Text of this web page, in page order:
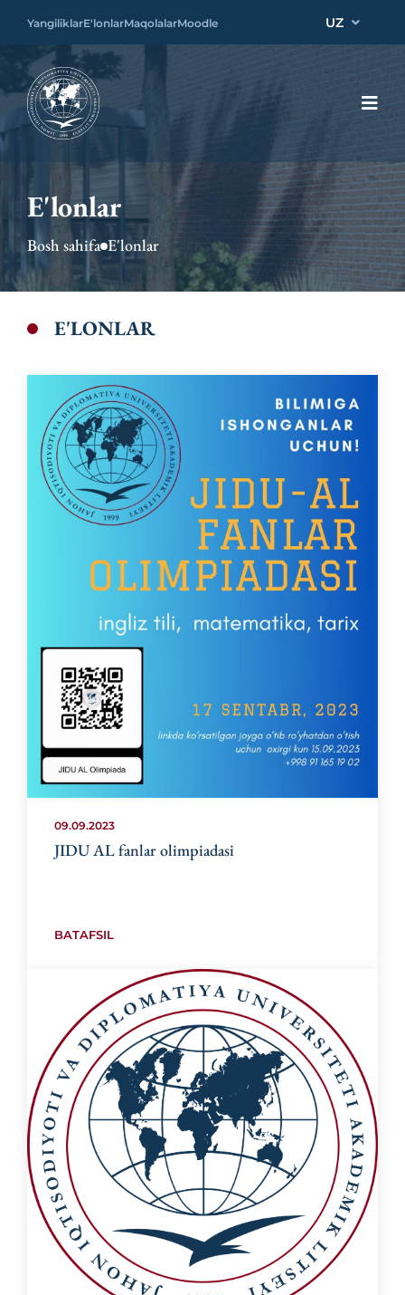
YangiliklarE'lonlarMaqolalarMoodle UZ
E'lonlar
Bosh sahifa E'lonlar
E'LONLAR
09.09.2023
JIDU AL fanlar olimpiadasi
BATAFSIL